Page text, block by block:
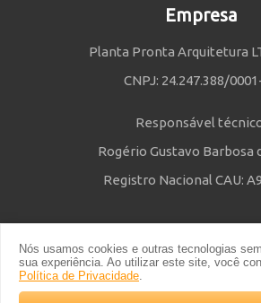
Nós usamos cookies e outras tecnologias
sua experiência. Ao utilizar este site, você
Política de Privacidade.
Empresa
Planta Pronta Arquitetura
CNPJ: 24.247.388/
Responsável
Rogério Gustavo Barbosa
Registro Nacional CAU:
Política de Privacidade eTermos e Condições
by Planta Pronta